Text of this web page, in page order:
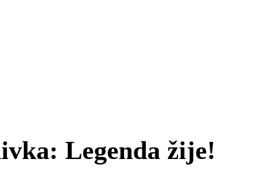
Legenda žije!